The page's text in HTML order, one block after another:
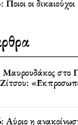
οι δικαιούχοι
Μαυρουδάκος στο
Αύριο η